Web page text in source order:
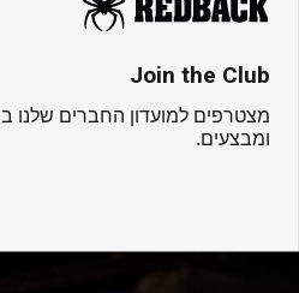
Join the Club
מצטרפים למועדון החברים שלנו
ומבצעים.